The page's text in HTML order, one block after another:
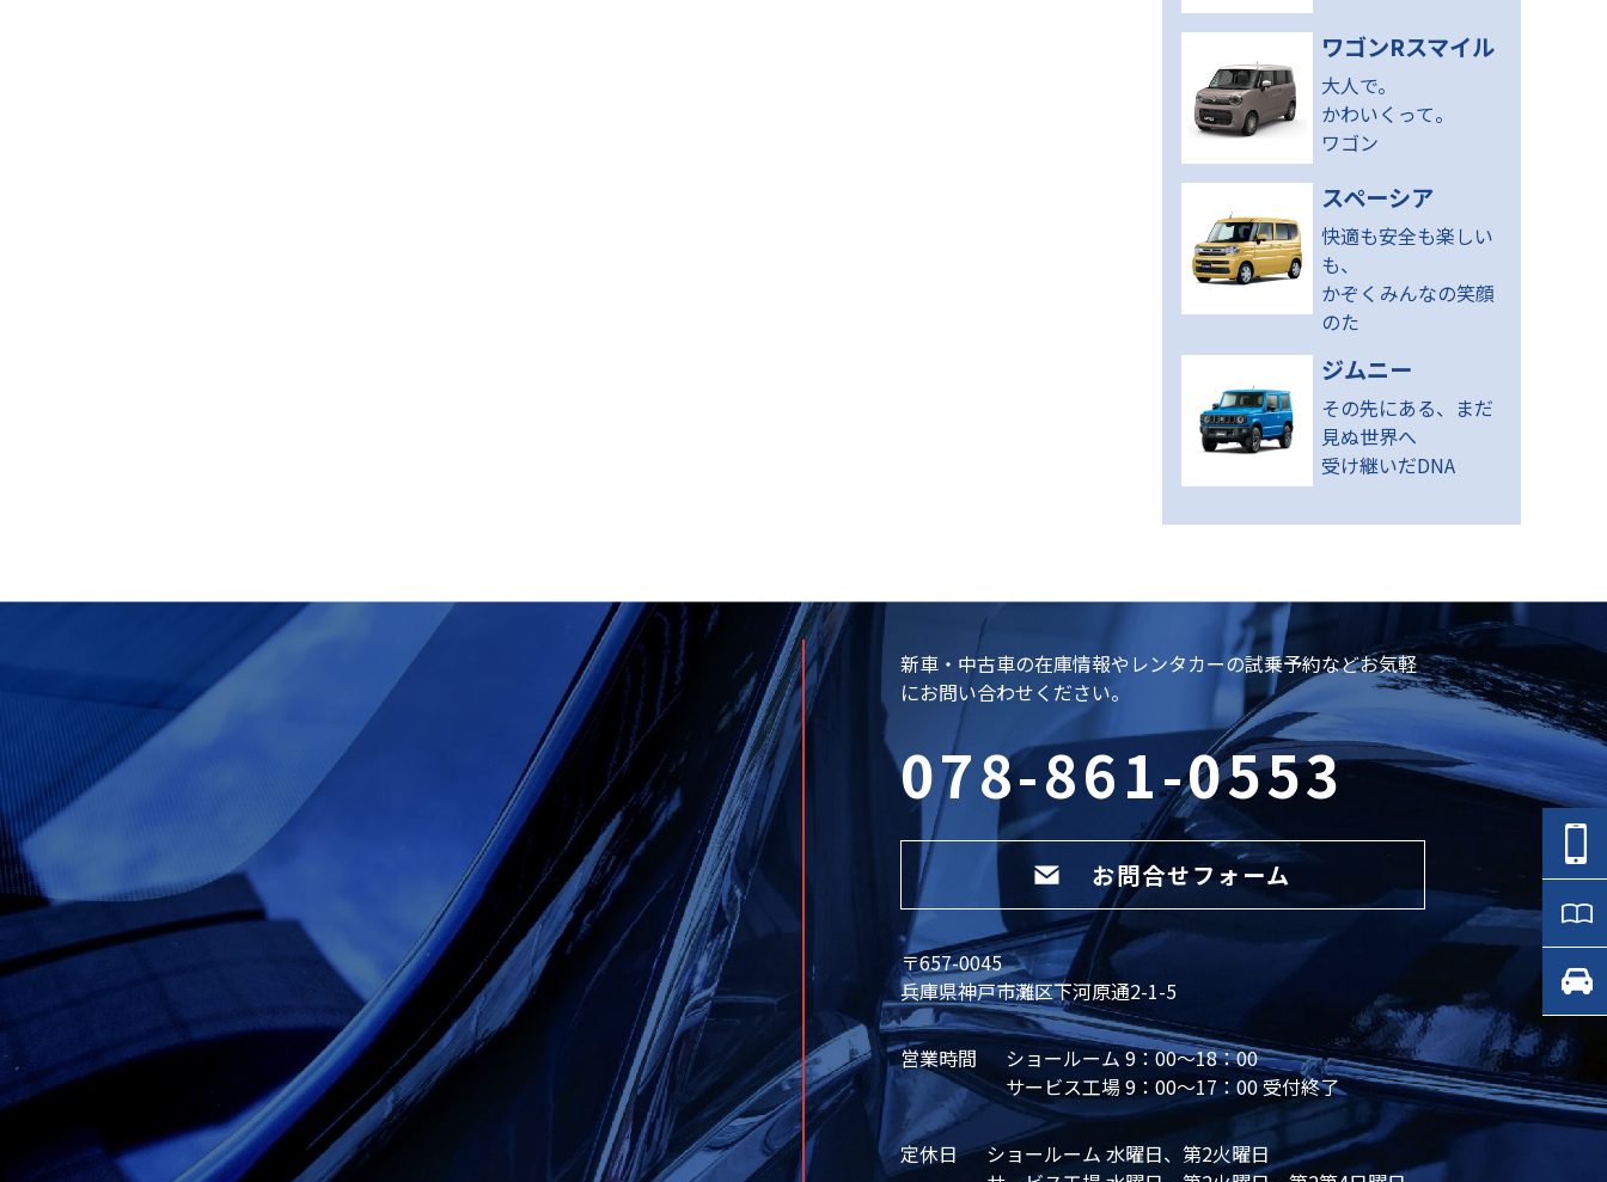
ワゴンRスマイル
大人で。
かわいくって。
ワゴン
スペーシア
快適も安全も楽しい
も、
かぞくみんなの笑顔
のた
ジムニー
その先にある、まだ
見ぬ世界へ
受け継いだDNA
新車・中古車の在庫情報やレンタカーの試乗予約などお気軽
にお問い合わせください。
078-861-0553
お問合せフォーム
〒657-0045
兵庫県神戸市灘区下河原通2-1-5
営業時間
ショールーム 9：00～18：00
サービス工場 9：00～17：00 受付終了
定休日
ショールーム 水曜日、第2火曜日